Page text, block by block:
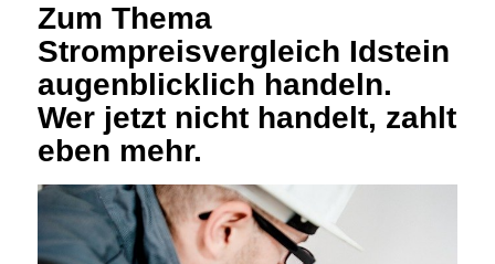
Zum Thema
Strompreisvergleich Idstein
augenblicklich handeln.
Wer jetzt nicht handelt, zahlt
eben mehr.